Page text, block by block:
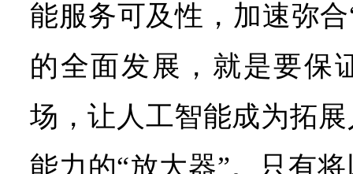
能服务可及性，加速弥
的全面发展，就是要保
场，让人工智能成为拓
能力的“放大器”。只有